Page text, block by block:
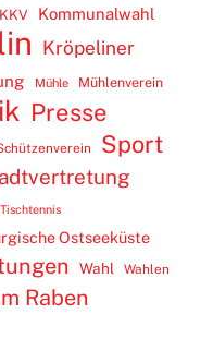
KKV
Kommunalwahl
Kröpeliner
Mühle Mühlenverein
Presse
Sport
Tischtennis
Ostseeküste
Wahl Wahlen
Raben